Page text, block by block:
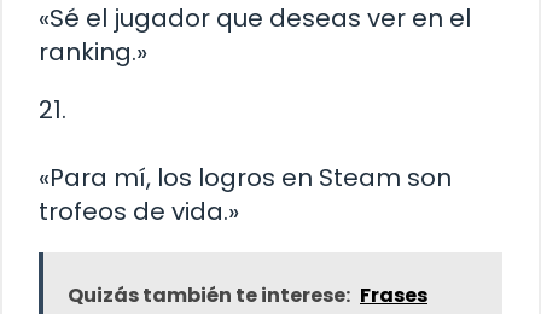
«Sé el jugador que deseas ver en el
ranking.»
21.
«Para mí, los logros en Steam son
trofeos de vida.»
Quizás también te interese: Frases